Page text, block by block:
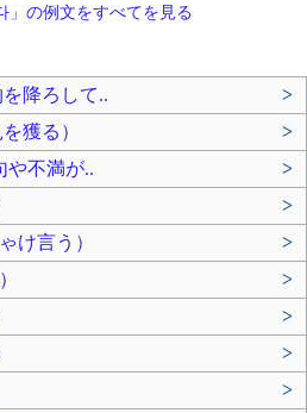
」の例文をすべてを見る
降ろして..
>
獲る）
>
や不満が..
>
>
け言う）
>
>
>
>
>